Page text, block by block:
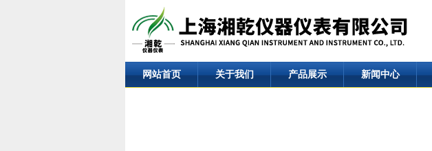
网站首页 关于我们 产品展示 新闻中心